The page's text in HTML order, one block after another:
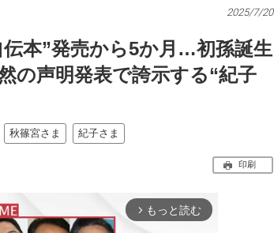
2025/7/20
本”発売から5か月…初孫誕生
の声明発表で誇示する“紀子
秋篠宮さま 紀子さま
印刷
arrow_forward_ios もっと読む